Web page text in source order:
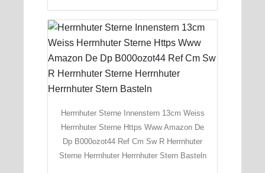
Herrnhuter Sterne Innenstern 13cm Weiss
Herrnhuter Sterne Https Www Amazon De
Dp B000ozot44 Ref Cm Sw R Herrnhuter
Sterne Herrnhuter Herrnhuter Stern Basteln